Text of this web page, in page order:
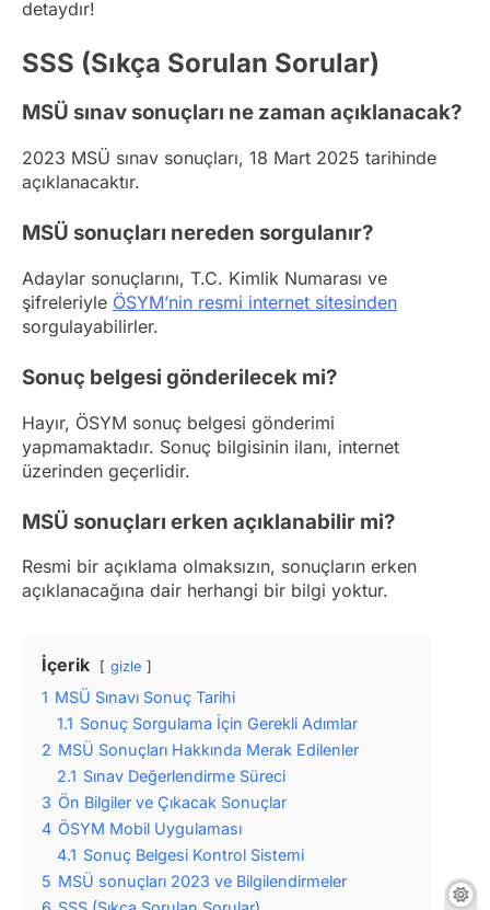
detaydır!
SSS (Sıkça Sorulan Sorular)
MSÜ sınav sonuçları ne zaman açıklanacak?
2023 MSÜ sınav sonuçları, 18 Mart 2025 tarihinde
açıklanacaktır.
MSÜ sonuçları nereden sorgulanır?
Adaylar sonuçlarını, T.C. Kimlik Numarası ve
şifreleriyle ÖSYM’nin resmi internet sitesinden
sorgulayabilirler.
Sonuç belgesi gönderilecek mi?
Hayır, ÖSYM sonuç belgesi gönderimi
yapmamaktadır. Sonuç bilgisinin ilanı, internet
üzerinden geçerlidir.
MSÜ sonuçları erken açıklanabilir mi?
Resmi bir açıklama olmaksızın, sonuçların erken
açıklanacağına dair herhangi bir bilgi yoktur.
İçerik gizle
1 MSÜ Sınavı Sonuç Tarihi
1.1 Sonuç Sorgulama İçin Gerekli Adımlar
2 MSÜ Sonuçları Hakkında Merak Edilenler
2.1 Sınav Değerlendirme Süreci
3 Ön Bilgiler ve Çıkacak Sonuçlar
4 ÖSYM Mobil Uygulaması
4.1 Sonuç Belgesi Kontrol Sistemi
5 MSÜ sonuçları 2023 ve Bilgilendirmeler